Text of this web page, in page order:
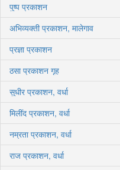
पुष्प प्रकाशन
अभिव्यक्ती प्रकाशन, मालेगाव
प्रज्ञा प्रकाशन
ठसा प्रकाशन गृह
सुधीर प्रकाशन, वर्धा
मिलींद प्रकाशन, वर्धा
नम्रता प्रकाशन, वर्धा
राज प्रकाशन, वर्धा